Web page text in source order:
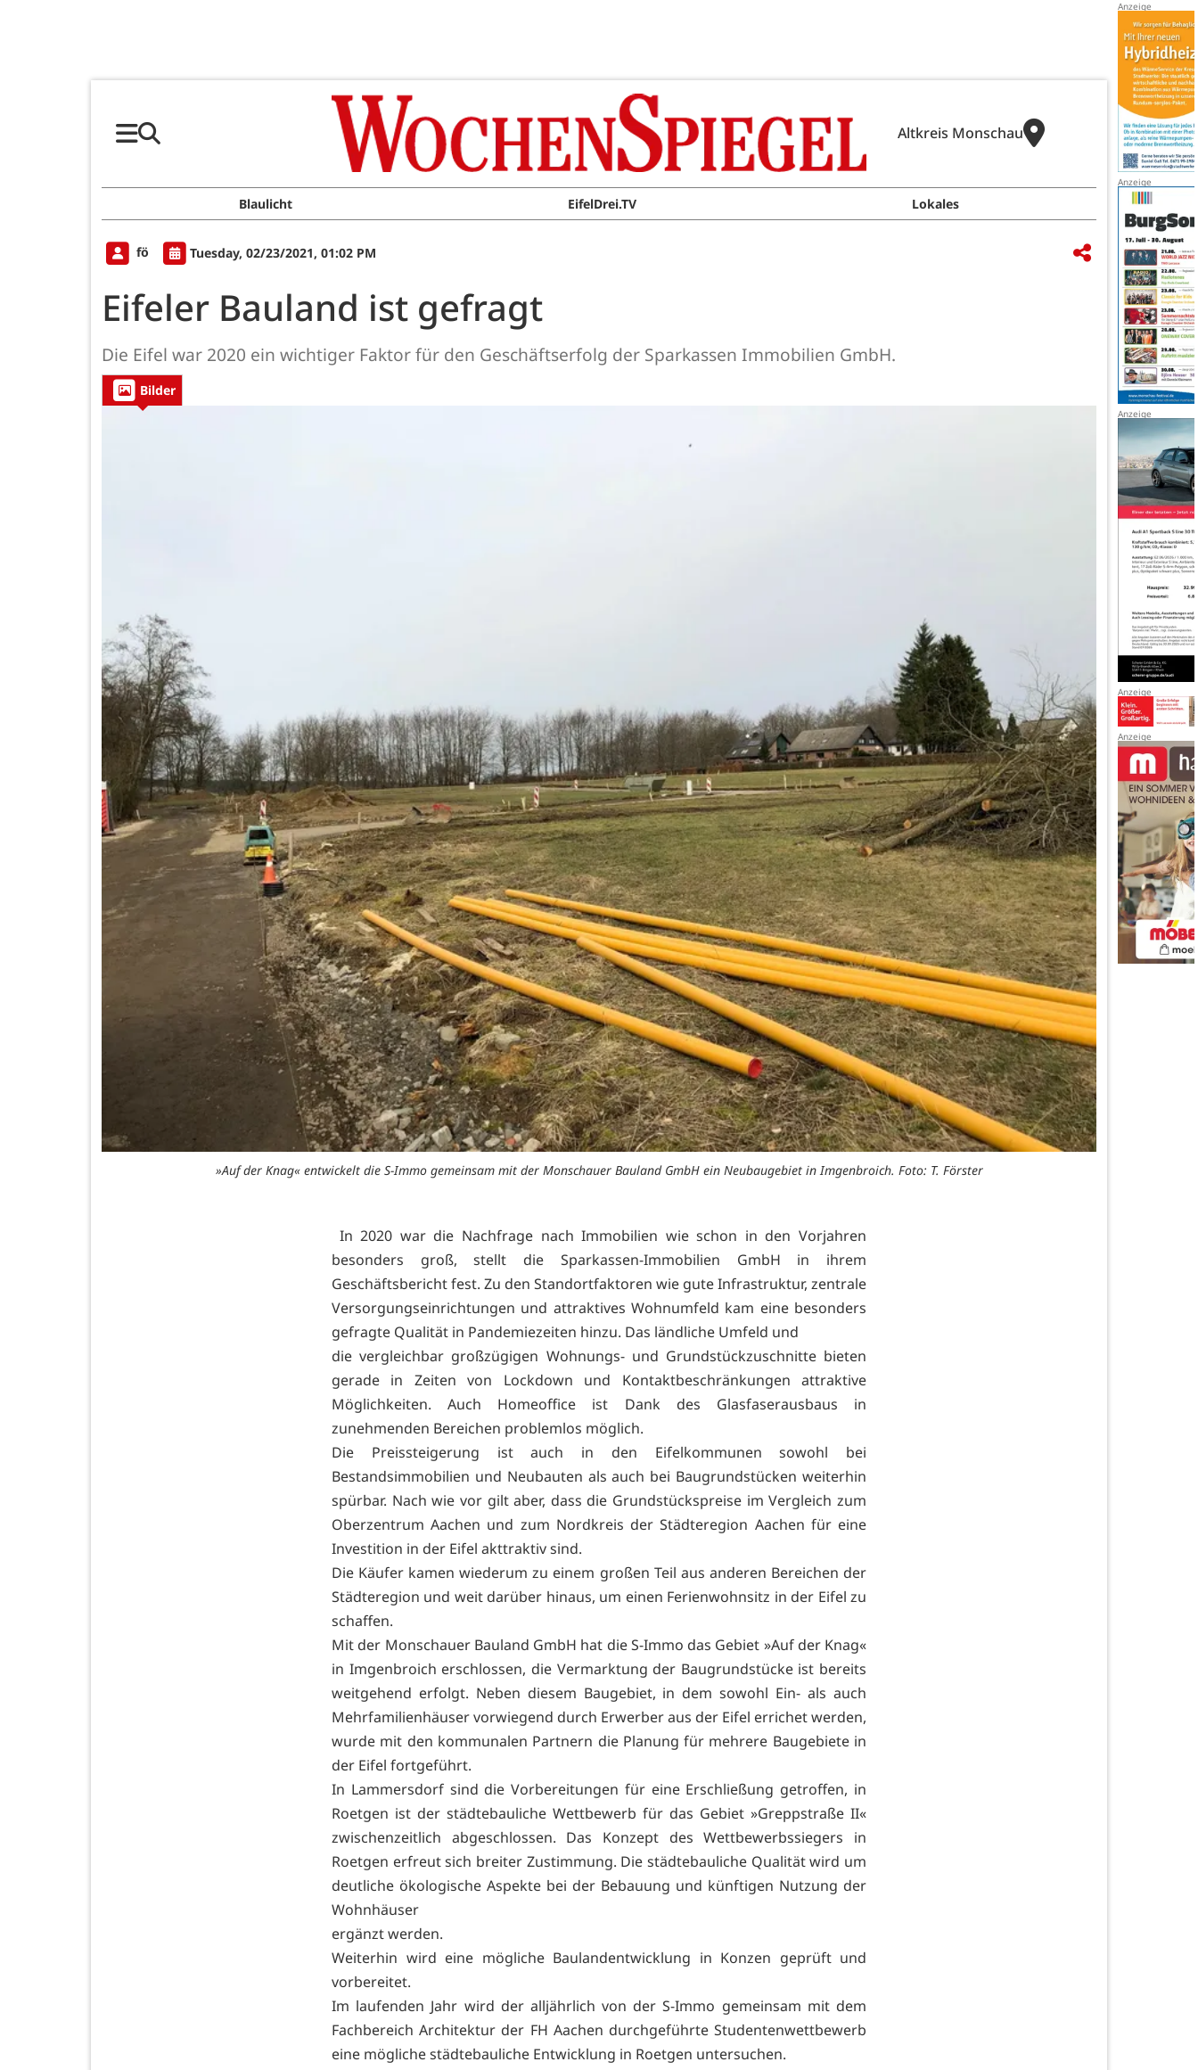
Altkreis Monschau
Blaulicht EifelDrei.TV Lokales
fö Tuesday, 02/23/2021, 01:02 PM
Eifeler Bauland ist gefragt
Die Eifel war 2020 ein wichtiger Faktor für den Geschäftserfolg der Sparkassen Immobilien GmbH.
Bilder
»Auf der Knag« entwickelt die S-Immo gemeinsam mit der Monschauer Bauland GmbH ein Neubaugebiet in Imgenbroich. Foto: T. Förster
In 2020 war die Nachfrage nach Immobilien wie schon in den Vorjahren
besonders groß, stellt die Sparkassen-Immobilien GmbH in ihrem
Geschäftsbericht fest. Zu den Standortfaktoren wie gute Infrastruktur, zentrale
Versorgungseinrichtungen und attraktives Wohnumfeld kam eine besonders
gefragte Qualität in Pandemiezeiten hinzu. Das ländliche Umfeld und
die vergleichbar großzügigen Wohnungs- und Grundstückzuschnitte bieten
gerade in Zeiten von Lockdown und Kontaktbeschränkungen attraktive
Möglichkeiten. Auch Homeoffice ist Dank des Glasfaserausbaus in
zunehmenden Bereichen problemlos möglich.
Die Preissteigerung ist auch in den Eifelkommunen sowohl bei
Bestandsimmobilien und Neubauten als auch bei Baugrundstücken weiterhin
spürbar. Nach wie vor gilt aber, dass die Grundstückspreise im Vergleich zum
Oberzentrum Aachen und zum Nordkreis der Städteregion Aachen für eine
Investition in der Eifel akttraktiv sind.
Die Käufer kamen wiederum zu einem großen Teil aus anderen Bereichen der
Städteregion und weit darüber hinaus, um einen Ferienwohnsitz in der Eifel zu
schaffen.
Mit der Monschauer Bauland GmbH hat die S-Immo das Gebiet »Auf der Knag«
in Imgenbroich erschlossen, die Vermarktung der Baugrundstücke ist bereits
weitgehend erfolgt. Neben diesem Baugebiet, in dem sowohl Ein- als auch
Mehrfamilienhäuser vorwiegend durch Erwerber aus der Eifel errichet werden,
wurde mit den kommunalen Partnern die Planung für mehrere Baugebiete in
der Eifel fortgeführt.
In Lammersdorf sind die Vorbereitungen für eine Erschließung getroffen, in
Roetgen ist der städtebauliche Wettbewerb für das Gebiet »Greppstraße II«
zwischenzeitlich abgeschlossen. Das Konzept des Wettbewerbssiegers in
Roetgen erfreut sich breiter Zustimmung. Die städtebauliche Qualität wird um
deutliche ökologische Aspekte bei der Bebauung und künftigen Nutzung der
Wohnhäuser
ergänzt werden.
Weiterhin wird eine mögliche Baulandentwicklung in Konzen geprüft und
vorbereitet.
Im laufenden Jahr wird der alljährlich von der S-Immo gemeinsam mit dem
Fachbereich Architektur der FH Aachen durchgeführte Studentenwettbewerb
eine mögliche städtebauliche Entwicklung in Roetgen untersuchen.